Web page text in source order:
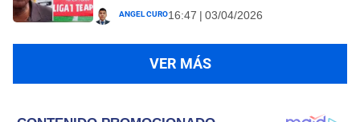
Angel Curo16:47 | 03/04/2026
VER MÁS